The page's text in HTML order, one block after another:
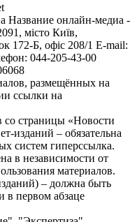
Название онлайн-медиа -
місто Київ,
Б, офіс 208/1 E-mail:
044-205-43-00
размещённых на
ссылки на
страницы «Новости
изданий – обязательна
систем гиперссылка.
в независимости от
материалов.
– должна быть
в первом абзаце